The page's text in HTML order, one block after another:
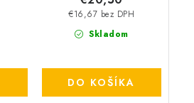
Skladom
€16,67 bez DPH
DO KOŠÍKA